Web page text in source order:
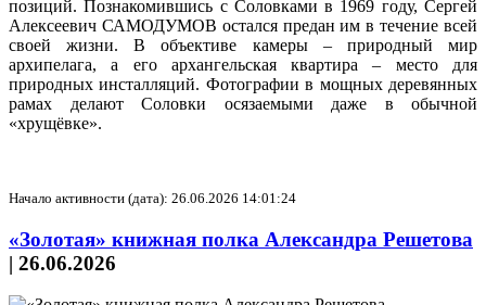
позиций. Познакомившись с Соловками в 1969 году, Сергей
Алексеевич САМОДУМОВ остался предан им в течение всей
своей жизни. В объективе камеры – природный мир
архипелага, а его архангельская квартира – место для
природных инсталляций. Фотографии в мощных деревянных
рамах делают Соловки осязаемыми даже в обычной
«хрущёвке».
Начало активности (дата): 26.06.2026 14:01:24
«Золотая» книжная полка Александра Решетова
| 26.06.2026